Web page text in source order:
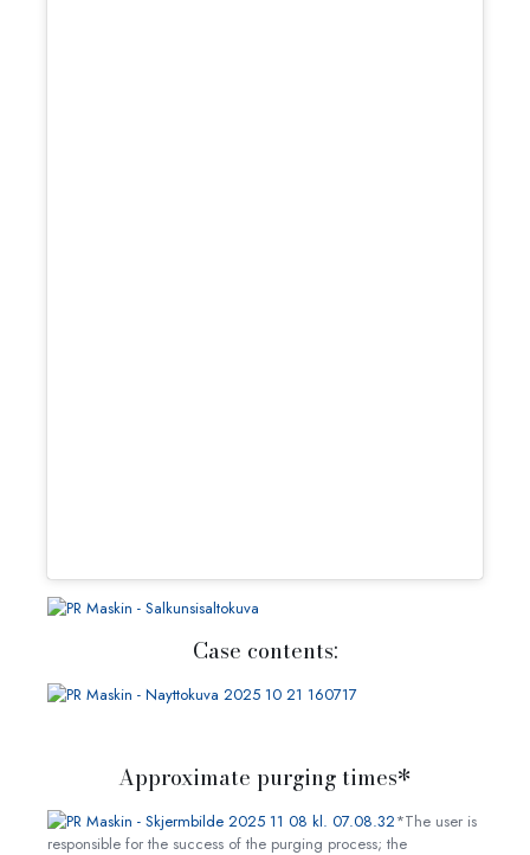
Case contents:
Approximate purging times*
*The user is
responsible for the success of the purging process; the